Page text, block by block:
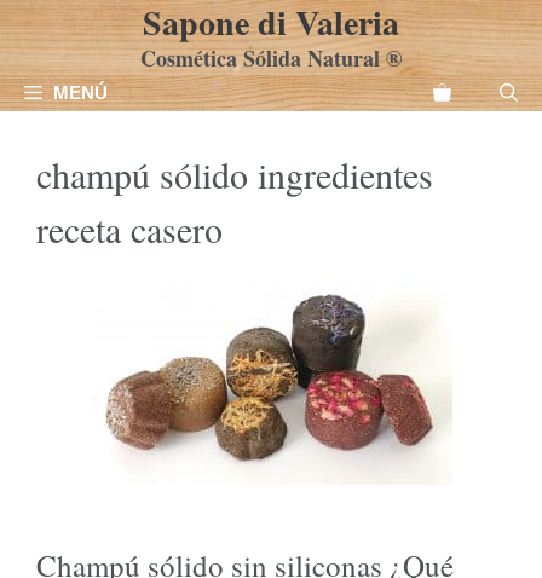
al
Sapone di Valeria
Cosmética Sólida Natural ®
MENÚ
champú sólido ingredientes
receta casero
Champú sólido sin siliconas ¿Qué